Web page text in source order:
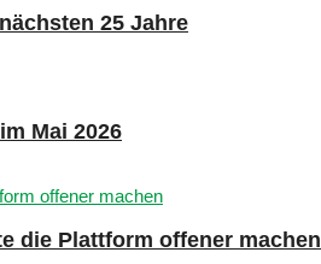
25 Jahre
Mai 2026
die Plattform offener machen